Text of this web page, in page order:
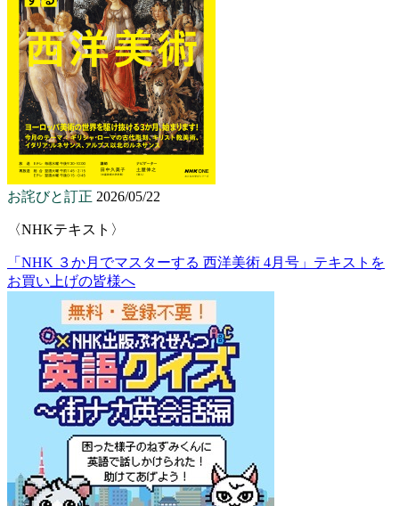
お詫びと訂正 2026/05/22
〈NHKテキスト〉
「NHK ３か月でマスターする 西洋美術 4月号」テキストを
お買い上げの皆様へ